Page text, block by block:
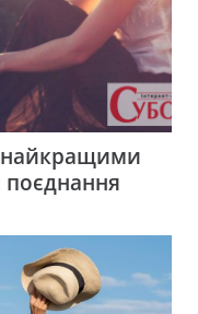
найкращими
поєднання